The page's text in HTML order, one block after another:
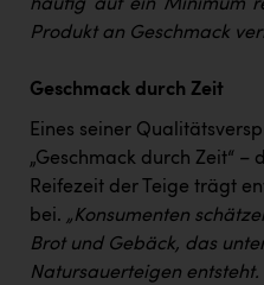
häufig auf ein Minimum
Produkt an Geschmack
Geschmack durch Zeit
Eines seiner
„Geschmack durch Zeit“ –
Reifezeit der Teige trägt
bei. „Konsumenten
Brot und Gebäck, das
Natursauerteigen